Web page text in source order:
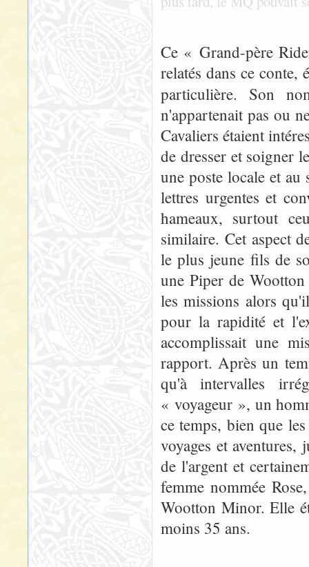
Ce « Grand-père
relatés dans ce conte,
particulière. Son
n'appartenait pas ou
Cavaliers étaient
de dresser et soigner
une poste locale et au
lettres urgentes et
hameaux, surtout
similaire. Cet aspect
le plus jeune fils de
une Piper de
les missions alors
pour la rapidité et
accomplissait une
rapport. Après un
qu'à intervalles
« voyageur », un
ce temps, bien que
voyages et
de l'argent et
femme nommée
Wootton Minor. Elle
moins 35 ans.